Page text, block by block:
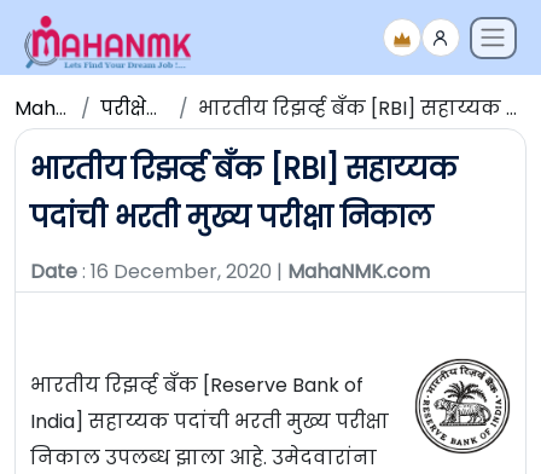
Maha NMK परीक्षेचे निकाल भारतीय रिझर्व्ह बँक [RBI] सहाय्यक पदांची भरती मुख्य परीक्षा निकाल
भारतीय रिझर्व्ह बँक [RBI] सहाय्यक
पदांची भरती मुख्य परीक्षा निकाल
Date: 16 December, 2020 | MahaNMK.com
भारतीय रिझर्व्ह बँक [Reserve Bank of
India] सहाय्यक पदांची भरती मुख्य परीक्षा
निकाल उपलब्ध झाला आहे. उमेदवारांना